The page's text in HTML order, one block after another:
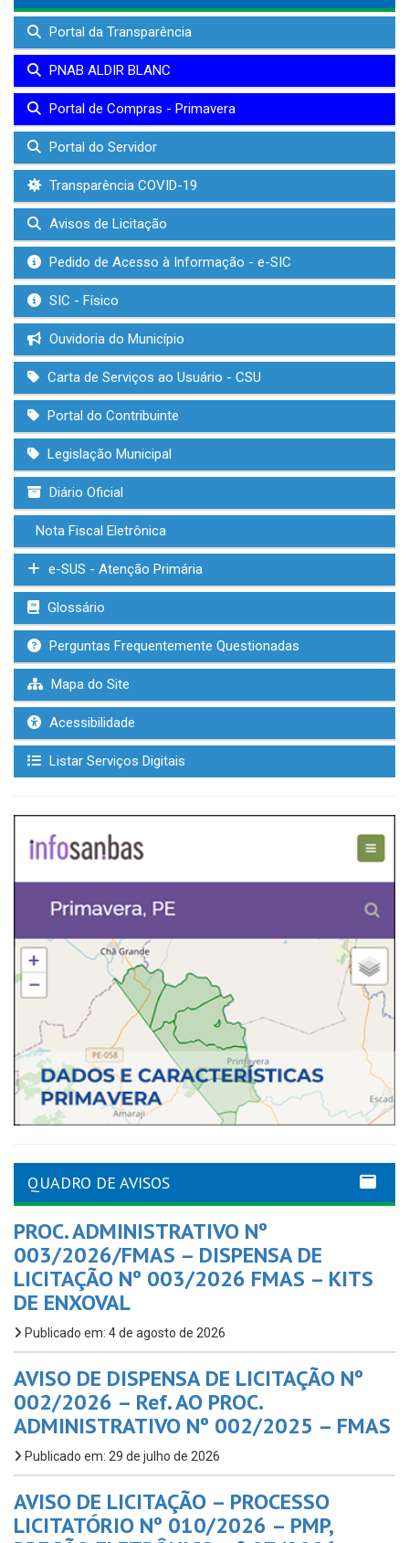
Portal da Transparência
PNAB ALDIR BLANC
Portal de Compras - Primavera
Portal do Servidor
Transparência COVID-19
Avisos de Licitação
Pedido de Acesso à Informação - e-SIC
SIC - Físico
Ouvidoria do Município
Carta de Serviços ao Usuário - CSU
Portal do Contribuinte
Legislação Municipal
Diário Oficial
Nota Fiscal Eletrônica
e-SUS - Atenção Primária
Glossário
Perguntas Frequentemente Questionadas
Mapa do Site
Acessibilidade
Listar Serviços Digitais
QUADRO DE AVISOS
PROC. ADMINISTRATIVO Nº
003/2026/FMAS – DISPENSA DE
LICITAÇÃO Nº 003/2026 FMAS – KITS
DE ENXOVAL
Publicado em: 4 de agosto de 2026
AVISO DE DISPENSA DE LICITAÇÃO Nº
002/2026 – Ref. AO PROC.
ADMINISTRATIVO Nº 002/2025 – FMAS
Publicado em: 29 de julho de 2026
AVISO DE LICITAÇÃO – PROCESSO
LICITATÓRIO Nº 010/2026 – PMP,